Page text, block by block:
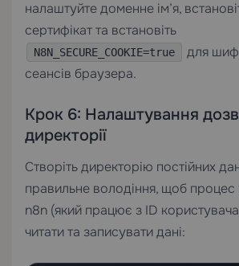
налаштуйте доменне ім’я,
сертифікатта встановіть
N8N_SECURE_COOKIE=true
для
сеансів браузера.
Крок 6: Налаштування
директорії
Створіть директорію постійних
правильне володіння, щоб процес
n8n (який працює з ID
читати та записувати дані: